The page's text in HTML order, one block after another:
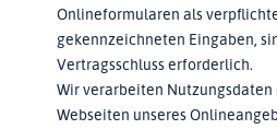
Onlineformularen als
gekennzeichneten Eingaben,
Vertragsschluss erforderlich.
Wir verarbeiten Nutzungsdaten
Webseiten unseres